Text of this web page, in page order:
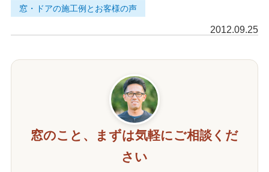
窓・ドアの施工例とお客様の声
2012.09.25
窓のこと、まずは気軽にご相談くだ
さい